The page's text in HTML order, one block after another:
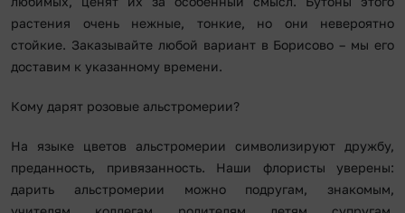
растения очень нежные, тонкие, но они невероятно
стойкие. Заказывайте любой вариант в Борисово – мы его
доставим к указанному времени.
Кому дарят розовые альстромерии?
На языке цветов альстромерии символизируют дружбу,
преданность, привязанность. Наши флористы уверены:
дарить альстромерии можно подругам, знакомым,